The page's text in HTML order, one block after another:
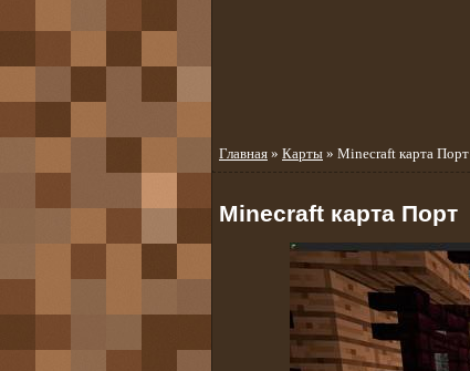
Главная » Карты » Minecraft карта Порт
Minecraft карта Порт